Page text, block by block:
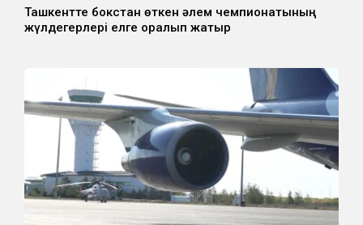
Ташкентте бокстан өткен әлем чемпионатының
жүлдегерлері елге оралып жатыр